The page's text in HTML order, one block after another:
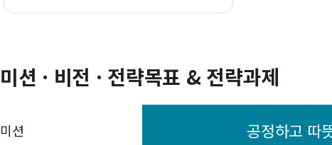
미션 · 비전 · 전략목표 & 전략과제
미션 공정하고 따